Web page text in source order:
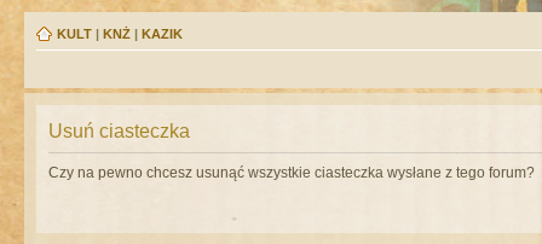
KULT | KNŻ | KAZIK
Usuń ciasteczka
Czy na pewno chcesz usunąć wszystkie ciasteczka wysłane z tego forum?